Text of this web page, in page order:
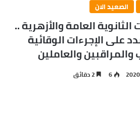
الصعيد الان
الثانوية العامة والأزهرية ..
على الإجرءات الوقائية
والعاملين
6